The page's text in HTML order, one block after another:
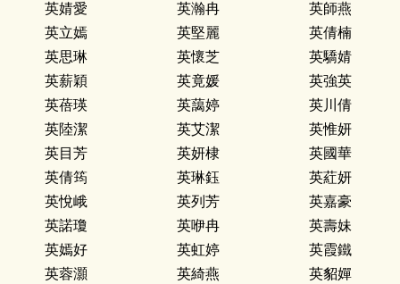
英婧愛
英瀚冉
英師燕
英立嫣
英堅麗
英倩楠
英思琳
英懷芝
英驕婧
英薪穎
英竟媛
英強英
英蓓瑛
英藹婷
英川倩
英陸潔
英艾潔
英惟妍
英目芳
英妍棣
英國華
英倩筠
英琳鈺
英葒妍
英悅峨
英列芳
英嘉豪
英諾瓊
英咿冉
英壽妹
英嫣好
英虹婷
英霞鐵
英蓉灝
英綺燕
英貂嬋